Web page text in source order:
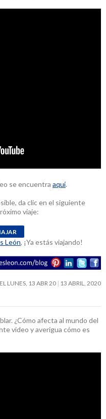
se encuentra aquí.
da clic en el siguiente
viaje:
León, ¡Ya estás viajando!
LUNES, 13 ABR 20
13 ABRIL, 2020
¿Cómo afecta al mundo del
video y averigua cómo es